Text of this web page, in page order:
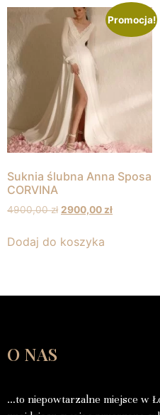
Promocja!
Suknia ślubna Anna Sposa
CORVINA
4900,00zł 2900,00zł
Dodaj do koszyka
O NAS
…to niepowtarzalne miejsce w